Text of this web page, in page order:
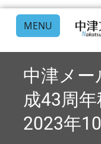
MENU
中津メ
成43周
2023年